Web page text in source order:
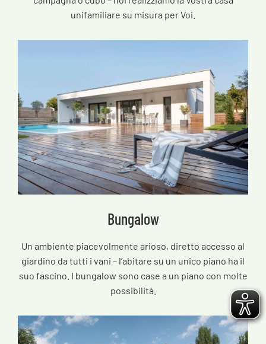
unifamiliare su misura per Voi.
Bungalow
Un ambiente piacevolmente arioso, diretto accesso al
giardino da tutti i vani – l’abitare su un unico piano ha il
suo fascino. I bungalow sono case a un piano con molte
possibilità.